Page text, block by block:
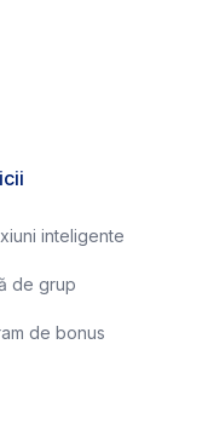
inteligente
de grup
de bonus